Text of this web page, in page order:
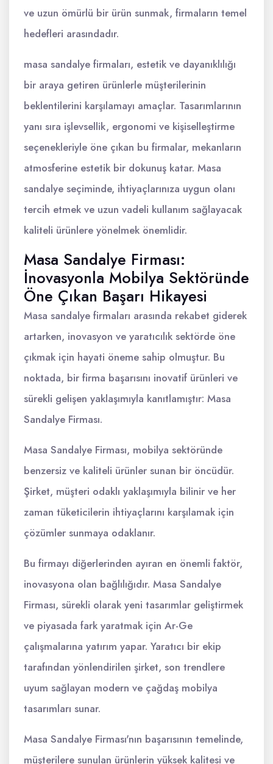
ve uzun ömürlü bir ürün sunmak, firmaların temel
hedefleri arasındadır.
masa sandalye firmaları, estetik ve dayanıklılığı
bir araya getiren ürünlerle müşterilerinin
beklentilerini karşılamayı amaçlar. Tasarımlarının
yanı sıra işlevsellik, ergonomi ve kişiselleştirme
seçenekleriyle öne çıkan bu firmalar, mekanların
atmosferine estetik bir dokunuş katar. Masa
sandalye seçiminde, ihtiyaçlarınıza uygun olanı
tercih etmek ve uzun vadeli kullanım sağlayacak
kaliteli ürünlere yönelmek önemlidir.
Masa Sandalye Firması:
İnovasyonla Mobilya Sektöründe
Öne Çıkan Başarı Hikayesi
Masa sandalye firmaları arasında rekabet giderek
artarken, inovasyon ve yaratıcılık sektörde öne
çıkmak için hayati öneme sahip olmuştur. Bu
noktada, bir firma başarısını inovatif ürünleri ve
sürekli gelişen yaklaşımıyla kanıtlamıştır: Masa
Sandalye Firması.
Masa Sandalye Firması, mobilya sektöründe
benzersiz ve kaliteli ürünler sunan bir öncüdür.
Şirket, müşteri odaklı yaklaşımıyla bilinir ve her
zaman tüketicilerin ihtiyaçlarını karşılamak için
çözümler sunmaya odaklanır.
Bu firmayı diğerlerinden ayıran en önemli faktör,
inovasyona olan bağlılığıdır. Masa Sandalye
Firması, sürekli olarak yeni tasarımlar geliştirmek
ve piyasada fark yaratmak için Ar-Ge
çalışmalarına yatırım yapar. Yaratıcı bir ekip
tarafından yönlendirilen şirket, son trendlere
uyum sağlayan modern ve çağdaş mobilya
tasarımları sunar.
Masa Sandalye Firması'nın başarısının temelinde,
müşterilere sunulan ürünlerin yüksek kalitesi ve